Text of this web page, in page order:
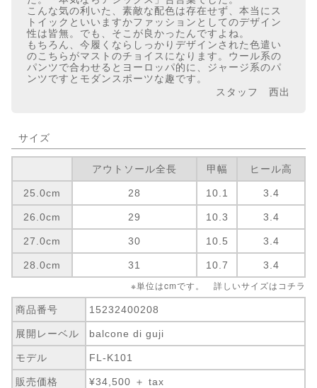
こんな気の利いた、素敵な配色は存在せず、本当にス
トイックといいますかファッションとしてのデザイン
性は皆無。でも、そこが良かったんですよね。
もちろん、今履くならしっかりデザインされた色遣い
のこちらがマストのチョイスになります。ウール系の
パンツで合わせるとヨーロッパ的に、ジャージ系のパ
ンツですとモダンスポーツな趣です。
スタッフ 西出
サイズ
アウトソール全長 甲幅 ヒール高
25.0cm 28 10.1 3.4
26.0cm 29 10.3 3.4
27.0cm 30 10.5 3.4
28.0cm 31 10.7 3.4
※単位はcmです。 詳しいサイズは コチラ
商品番号 15232400208
展開レーベル balcone di guji
モデル FL-K101
販売価格 ¥34,500 ＋ tax